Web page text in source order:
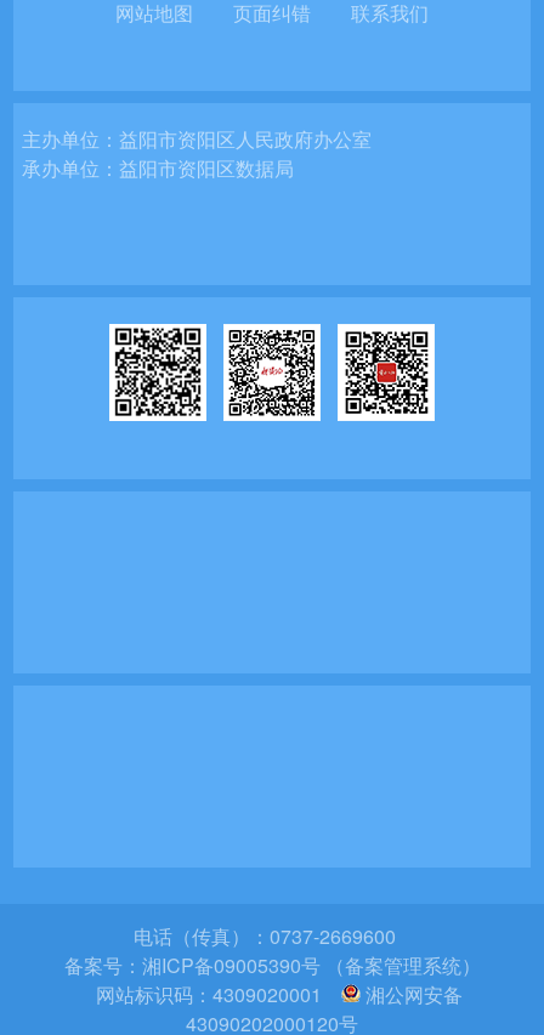
网站地图 页面纠错 联系我们
主办单位：益阳市资阳区人民政府办公室
承办单位：益阳市资阳区数据局
电话（传真）：0737-2669600
备案号： 湘ICP备09005390号 （备案管理系统）
网站标识码：4309020001
湘公网安备
43090202000120号